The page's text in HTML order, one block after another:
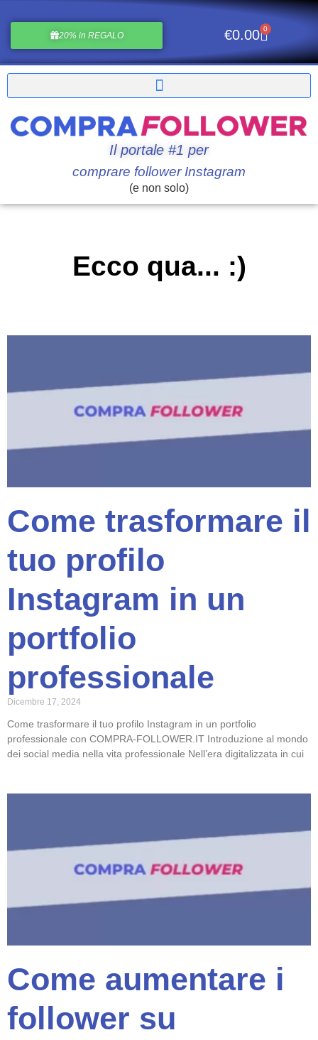
20% in REGALO €0.00 0
Il portale #1 per
comprare follower Instagram
(e non solo)
Ecco qua... :)
Come trasformare il
tuo profilo
Instagram in un
portfolio
professionale
Dicembre 17, 2024
Come trasformare il tuo profilo Instagram in un portfolio
professionale con COMPRA-FOLLOWER.IT Introduzione al mondo
dei social media nella vita professionale Nell’era digitalizzata in cui
Come aumentare i
follower su